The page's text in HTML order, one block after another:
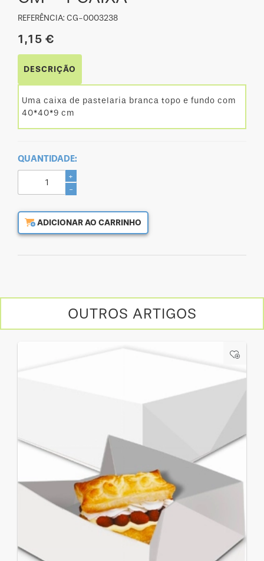
REFERÊNCIA: CG-0003238
1,15 €
DESCRIÇÃO
Uma caixa de pastelaria branca topo e fundo com
40*40*9 cm
QUANTIDADE:
+
-
ADICIONAR AO CARRINHO
OUTROS ARTIGOS